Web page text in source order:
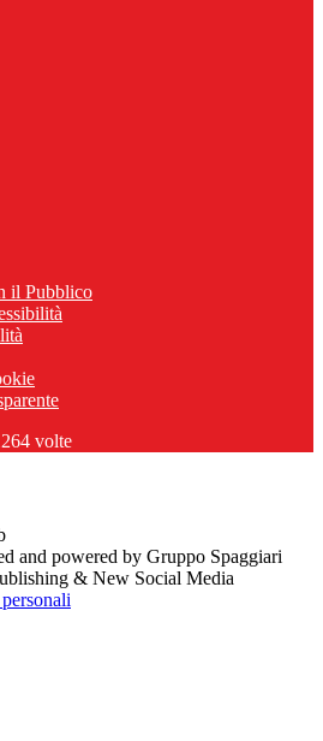
il Pubblico
volte
and powered by Gruppo Spaggiari
& New Social Media